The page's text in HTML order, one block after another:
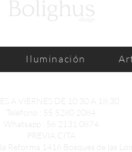
Iluminación
A VIERNES DE 10:30 A 18:30
Teléfono : 55 5280 2084
Whatsapp :
56 2131 0874
PREVIA CITA
Reforma 1416 Bosques de las